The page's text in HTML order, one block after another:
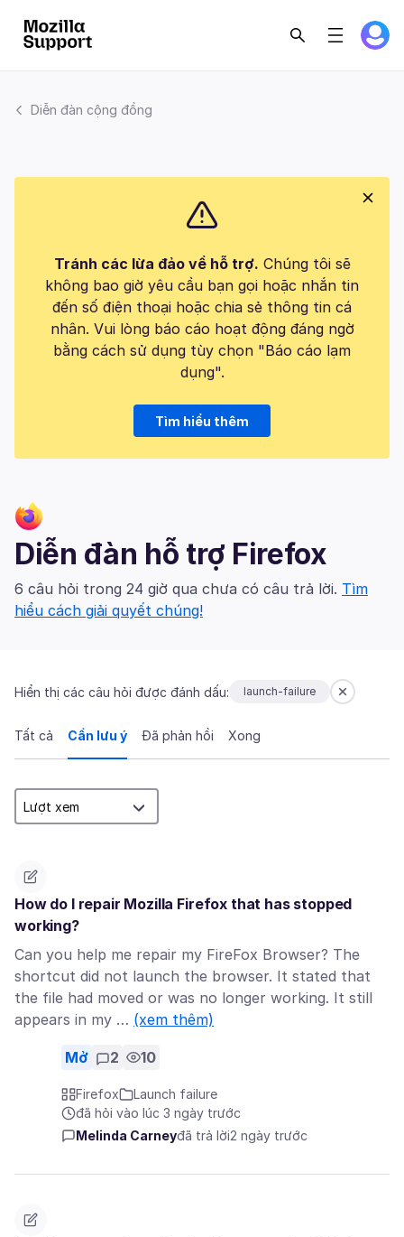
Diễn đàn cộng đồng
Tránh các lừa đảo về hỗ trợ. Chúng tôi sẽ
không bao giờ yêu cầu bạn gọi hoặc nhắn tin
đến số điện thoại hoặc chia sẻ thông tin cá
nhân. Vui lòng báo cáo hoạt động đáng ngờ
bằng cách sử dụng tùy chọn "Báo cáo lạm
dụng".
Tìm hiểu thêm
Diễn đàn hỗ trợ Firefox
6 câu hỏi trong 24 giờ qua chưa có câu trả lời. Tìm
hiểu cách giải quyết chúng!
Hiển thị các câu hỏi được đánh dấu: launch-failure
Tất cả Cần lưu ý Đã phản hồi Xong
How do I repair Mozilla Firefox that has stopped
working?
Can you help me repair my FireFox Browser? The
shortcut did not launch the browser. It stated that
the file had moved or was no longer working. It still
appears in my … (xem thêm)
Mở 2 10
Firefox
Launch failure
đã hỏi vào lúc 3 ngày trước
Melinda Carneyđã trả lời2 ngày trước